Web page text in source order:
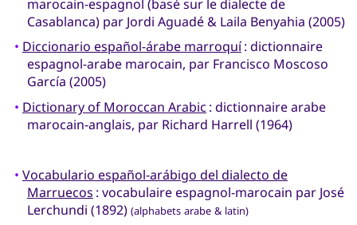
marocain-espagnol (basé sur le dialecte de
Casablanca) par Jordi Aguadé & Laila Benyahia (2005)
• Diccionario español-árabe marroquí: dictionnaire
espagnol-arabe marocain, par Francisco Moscoso
García (2005)
• Dictionary of Moroccan Arabic : dictionnaire arabe
marocain-anglais, par Richard Harrell (1964)
• Vocabulario español-arábigo del dialecto de
Marruecos : vocabulaire espagnol-marocain par José
Lerchundi (1892) (alphabets arabe & latin)